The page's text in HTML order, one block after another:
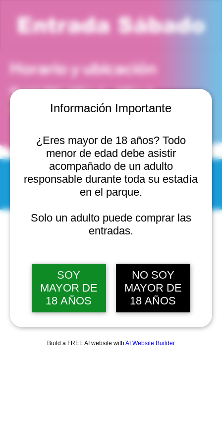
Información Importante
¿Eres mayor de 18 años? Todo
menor de edad debe asistir
acompañado de un adulto
responsable durante toda su estadía
en el parque.
Solo un adulto puede comprar las
entradas.
SOY
MAYOR DE
18 AÑOS
NO SOY
MAYOR DE
18 AÑOS
Build a FREE AI website with AI Website Builder
Entrada Sábado
Horario y ubicación
06 sept 2031, 3:00 p. m. – 4:00 p. m.
Viña del Mar, Cam. Internacional 2440, 2541754 Viña
del Mar, Valparaíso, Chile